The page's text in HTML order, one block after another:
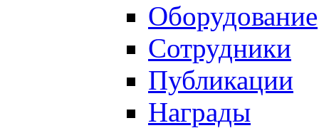
Оборудование
Сотрудники
Публикации
Награды